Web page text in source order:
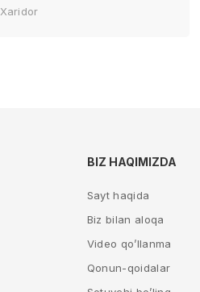
Xaridor
BIZ HAQIMIZDA
Sayt haqida
Biz bilan aloqa
Video qo’llanma
Qonun-qoidalar